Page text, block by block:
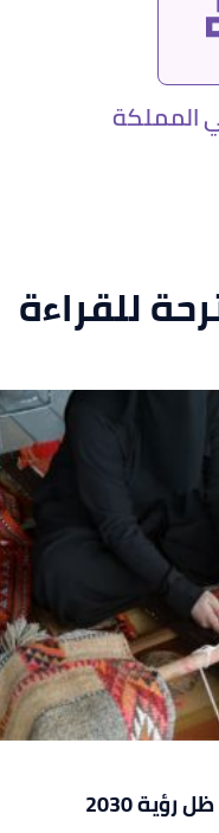
المملكة
للقراءة
2030